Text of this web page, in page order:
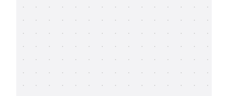
知识分享社区